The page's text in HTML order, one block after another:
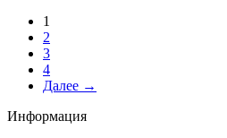
1
2
3
4
Далее →
Информация